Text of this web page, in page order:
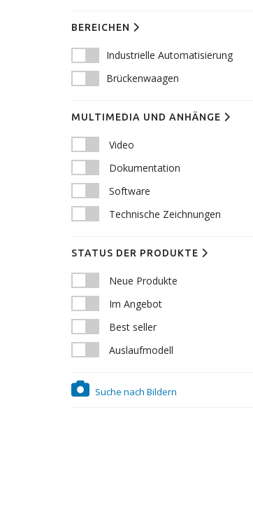
BEREICHEN
Industrielle Automatisierung
Brückenwaagen
MULTIMEDIA UND ANHÄNGE
Video
Dokumentation
Software
Technische Zeichnungen
STATUS DER PRODUKTE
Neue Produkte
Im Angebot
Best seller
Auslaufmodell
Suche nach Bildern